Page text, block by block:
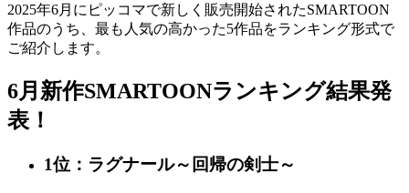
2025年6月にピッコマで新しく販売開始されたSMARTOON
作品のうち、最も人気の高かった5作品をランキング形式で
ご紹介します。
6月新作SMARTOONランキング結果発
表！
1位：ラグナール～回帰の剣士～